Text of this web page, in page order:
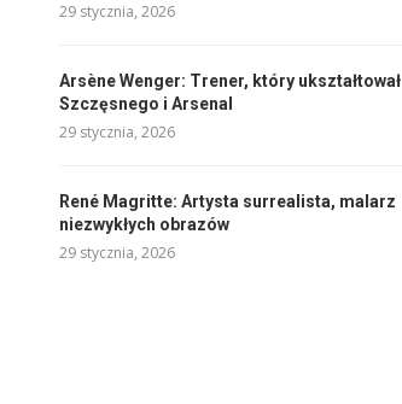
29 stycznia, 2026
Arsène Wenger: Trener, który ukształtował
Szczęsnego i Arsenal
29 stycznia, 2026
René Magritte: Artysta surrealista, malarz
niezwykłych obrazów
29 stycznia, 2026